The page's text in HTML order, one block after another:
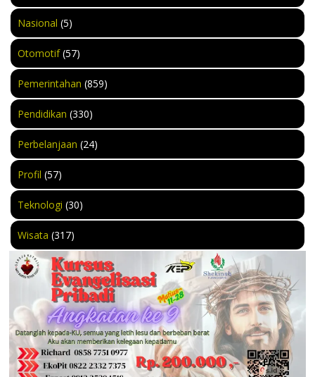
Nasional (5)
Otomotif(57)
Pemerintahan (859)
Pendidikan (330)
Perbelanjaan (24)
Profil (57)
Teknologi (30)
Wisata (317)